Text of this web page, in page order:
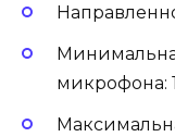
микрофона: